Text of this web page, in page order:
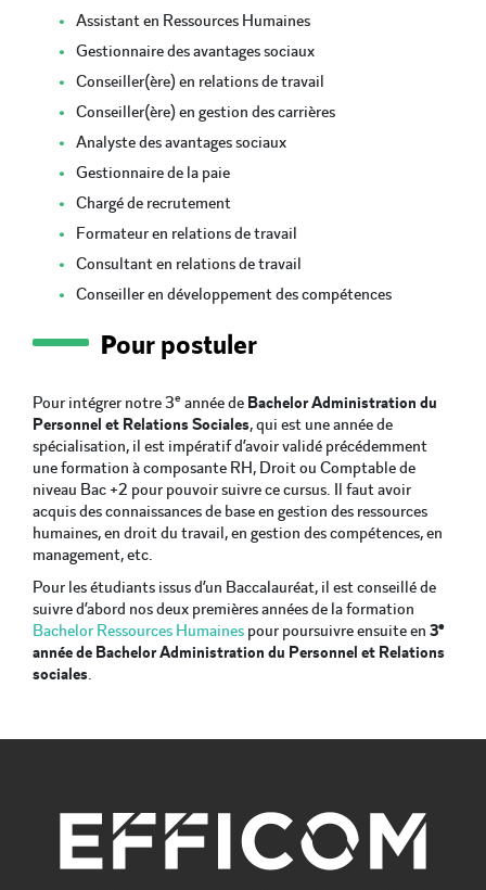
Assistant en Ressources Humaines
Gestionnaire des avantages sociaux
Conseiller(ère) en relations de travail
Conseiller(ère) en gestion des carrières
Analyste des avantages sociaux
Gestionnaire de la paie
Chargé de recrutement
Formateur en relations de travail
Consultant en relations de travail
Conseiller en développement des compétences
Pour postuler
Pour intégrer notre 3e année de Bachelor Administration du
Personnel et Relations Sociales, qui est une année de
spécialisation, il est impératif d’avoir validé précédemment
une formation à composante RH, Droit ou Comptable de
niveau Bac +2 pour pouvoir suivre ce cursus. Il faut avoir
acquis des connaissances de base en gestion des ressources
humaines, en droit du travail, en gestion des compétences, en
management, etc.
Pour les étudiants issus d’un Baccalauréat, il est conseillé de
suivre d’abord nos deux premières années de la formation
Bachelor Ressources Humaines pour poursuivre ensuite en 3e
année de Bachelor Administration du Personnel et Relations
sociales.